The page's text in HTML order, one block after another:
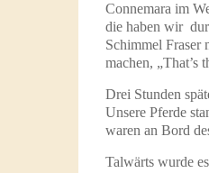
Connemara im
die haben wir
Schimmel Fraser
machen, „That’s
Drei Stunden
Unsere Pferde
waren an Bord
Talwärts wurde